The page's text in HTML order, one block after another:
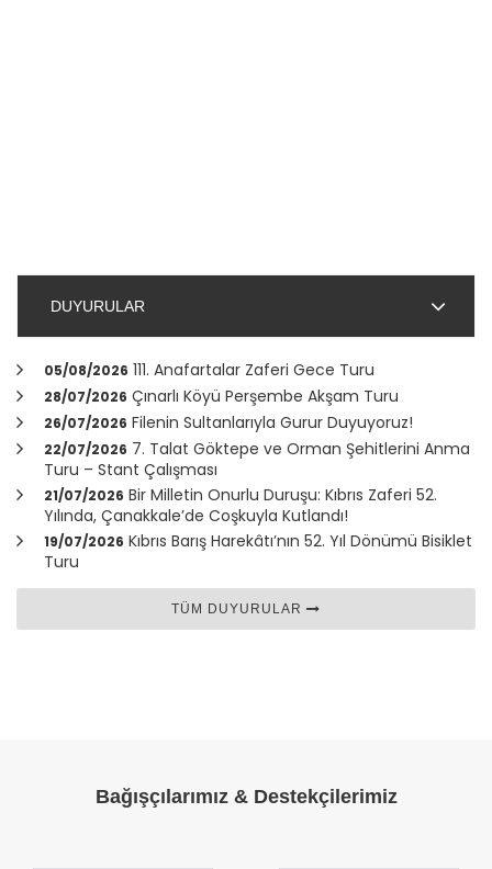
DUYURULAR
05/08/2026 111. Anafartalar Zaferi Gece Turu
28/07/2026 Çınarlı Köyü Perşembe Akşam Turu
26/07/2026 Filenin Sultanlarıyla Gurur Duyuyoruz!
22/07/2026 7. Talat Göktepe ve Orman Şehitlerini Anma
Turu – Stant Çalışması
21/07/2026 Bir Milletin Onurlu Duruşu: Kıbrıs Zaferi 52.
Yılında, Çanakkale’de Coşkuyla Kutlandı!
19/07/2026 Kıbrıs Barış Harekâtı’nın 52. Yıl Dönümü Bisiklet
Turu
TÜM DUYURULAR
Bağışçılarımız & Destekçilerimiz